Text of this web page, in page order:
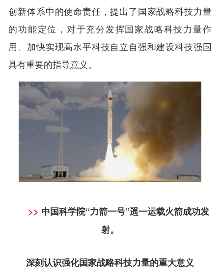
创新体系中的使命责任，提出了国家战略科技力量
的功能定位，对于充分发挥国家战略科技力量作
用、加快实现高水平科技自立自强和建设科技强国
具有重要的指导意义。
>> 中国科学院“力箭一号”遥一运载火箭成功发
射。
深刻认识强化国家战略科技力量的重大意义